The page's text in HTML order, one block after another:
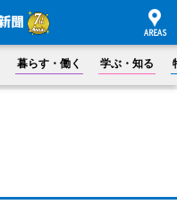
暮らす・働く 学ぶ・知る